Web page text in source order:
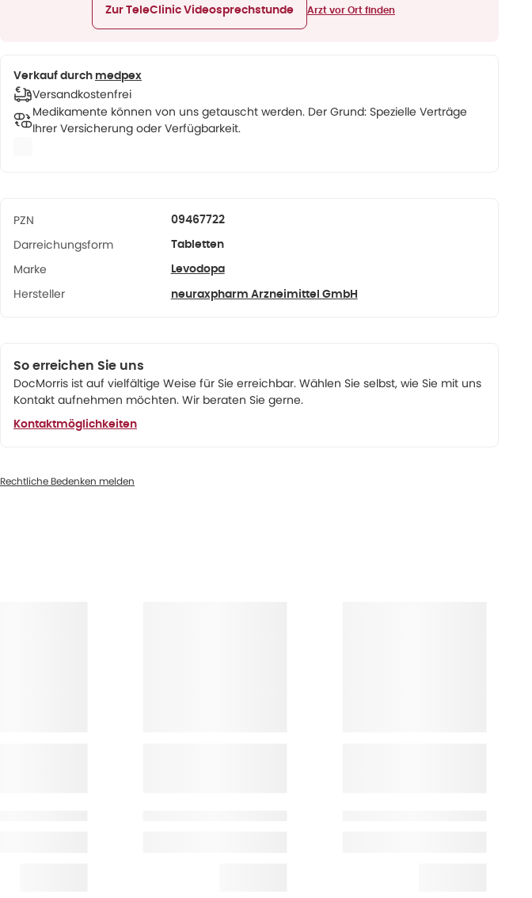
Zur TeleClinic Videosprechstunde Arzt vor Ort finden
Verkauf durch medpex
Versandkostenfrei
Medikamente können von uns getauscht werden. Der Grund: Spezielle Verträge
Ihrer Versicherung oder Verfügbarkeit.
PZN 09467722
Darreichungsform Tabletten
Marke Levodopa
Hersteller neuraxpharm Arzneimittel GmbH
So erreichen Sie uns
DocMorris ist auf vielfältige Weise für Sie erreichbar. Wählen Sie selbst, wie Sie mit uns
Kontakt aufnehmen möchten. Wir beraten Sie gerne.
Kontaktmöglichkeiten
Rechtliche Bedenken melden